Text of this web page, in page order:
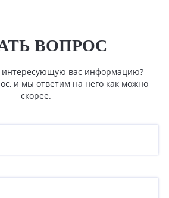
ВОПРОС
интересующую вас информацию?
и мы ответим на него как можно
скорее.